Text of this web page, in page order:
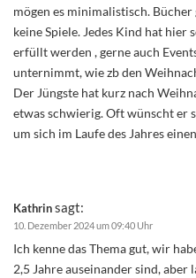
mögen es minimalistisch.
keine Spiele. Jedes Kind hat hier
erfüllt werden , gerne auch
unternimmt, wie zb den
Der Jüngste hat kurz nach
etwas schwierig. Oft wünscht er
um sich im Laufe des Jahres
Kathrinsagt:
10. Dezember 2024 um 09:40 Uhr
Ich kenne das Thema gut, wir
2,5 Jahre auseinander sind, aber